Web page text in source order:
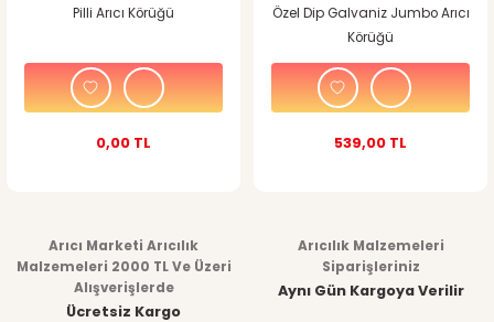
Pilli Arıcı Körüğü
0,00 TL
Özel Dip Galvaniz Jumbo Arıcı
Körüğü
539,00 TL
Arıcı Marketi Arıcılık
Malzemeleri 2000 TL Ve Üzeri
Alışverişlerde
Ücretsiz Kargo
Arıcılık Malzemeleri
Siparişleriniz
Aynı Gün Kargoya Verilir